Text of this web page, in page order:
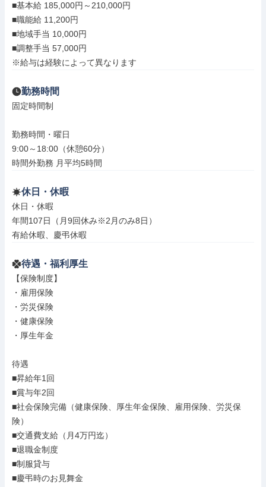
■基本給 185,000円～210,000円
■職能給 11,200円
■地域手当 10,000円
■調整手当 57,000円
※給与は経験によって異なります
勤務時間
固定時間制
勤務時間・曜日
9:00～18:00（休憩60分）
時間外勤務 月平均5時間
休日・休暇
休日・休暇
年間107日（月9回休み※2月のみ8日）
有給休暇、慶弔休暇
待遇・福利厚生
【保険制度】
・雇用保険
・労災保険
・健康保険
・厚生年金
待遇
■昇給年1回
■賞与年2回
■社会保険完備（健康保険、厚生年金保険、雇用保険、労災保
険）
■交通費支給（月4万円迄）
■退職金制度
■制服貸与
■慶弔時のお見舞金